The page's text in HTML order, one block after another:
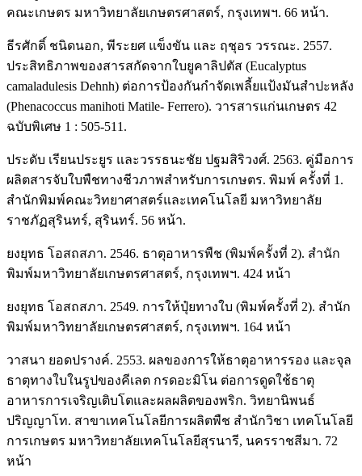
คณะเกษตร มหาวิทยาลัยเกษตรศาสตร์, กรุงเทพฯ. 66 หน้า.
ธีรศักดิ์ ชนิดนอก, พีระยศ แข็งขัน และ ฤชุอร วรรณะ. 2557.
ประสิทธิภาพของสารสกัดจากใบยูคาลิปตัส (Eucalyptus
camaladulesis Dehnh) ต่อการป้องกันกำจัดเพลี้ยแป้งมันสำปะหลัง
(Phenacoccus manihoti Matile- Ferrero). วารสารแก่นเกษตร 42
ฉบับพิเศษ 1 : 505-511.
ประดับ เรียนประยูร และวรรธนะชัย ปฐมสิริวงศ์. 2563. คู่มือการ
ผลิตสารจับใบพืชทางชีวภาพสำหรับการเกษตร. พิมพ์ ครั้งที่ 1.
สำนักพิมพ์คณะวิทยาศาสตร์และเทคโนโลยี มหาวิทยาลัย
ราชภัฏสุรินทร์, สุรินทร์. 56 หน้า.
ยงยุทธ โอสถสภา. 2546. ธาตุอาหารพืช (พิมพ์ครั้งที่ 2). สำนัก
พิมพ์มหาวิทยาลัยเกษตรศาสตร์, กรุงเทพฯ. 424 หน้า
ยงยุทธ โอสถสภา. 2549. การให้ปุ๋ยทางใบ (พิมพ์ครั้งที่ 2). สำนัก
พิมพ์มหาวิทยาลัยเกษตรศาสตร์, กรุงเทพฯ. 164 หน้า
วาสนา ยอดปรางค์. 2553. ผลของการให้ธาตุอาหารรอง และจุล
ธาตุทางใบในรูปของคีเลต กรดอะมิโน ต่อการดูดใช้ธาตุ
อาหารการเจริญเติบโตและผลผลิตของพริก. วิทยานิพนธ์
ปริญญาโท. สาขาเทคโนโลยีการผลิตพืช สำนักวิชา เทคโนโลยี
การเกษตร มหาวิทยาลัยเทคโนโลยีสุรนารี, นครราชสีมา. 72
หน้า